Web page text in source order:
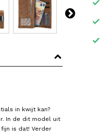
in kwijt kan?
In de dit model uit
is dat! Verder